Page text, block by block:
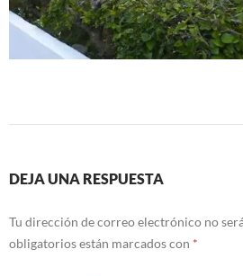
DEJA UNA RESPUESTA
Tu dirección de correo electrónico no
obligatorios están marcados con *